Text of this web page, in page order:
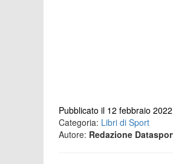
Pubblicato il 12 febbraio
Categoria: Libri di Sport
Autore: Redazione